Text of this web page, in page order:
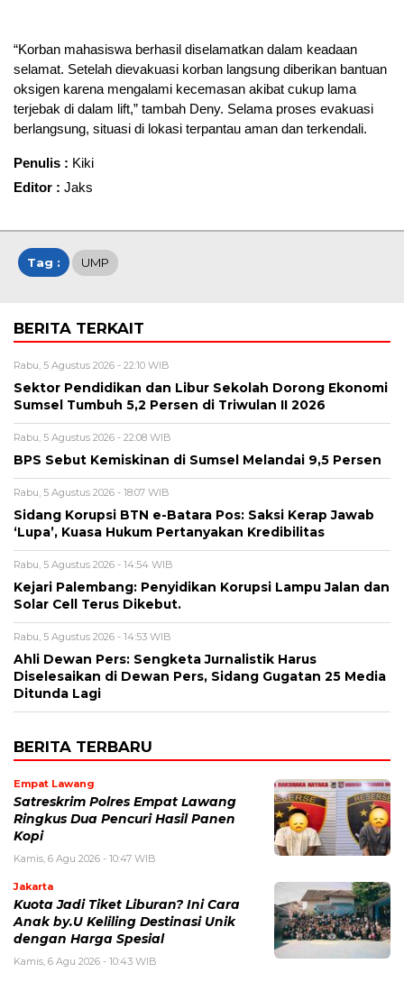
“Korban mahasiswa berhasil diselamatkan dalam keadaan
selamat. Setelah dievakuasi korban langsung diberikan bantuan
oksigen karena mengalami kecemasan akibat cukup lama
terjebak di dalam lift,” tambah Deny. Selama proses evakuasi
berlangsung, situasi di lokasi terpantau aman dan terkendali.
Penulis : Kiki
Editor : Jaks
Tag : UMP
BERITA TERKAIT
Rabu, 5 Agustus 2026 - 22:10 WIB
Sektor Pendidikan dan Libur Sekolah Dorong Ekonomi
Sumsel Tumbuh 5,2 Persen di Triwulan II 2026
Rabu, 5 Agustus 2026 - 22:08 WIB
BPS Sebut Kemiskinan di Sumsel Melandai 9,5 Persen
Rabu, 5 Agustus 2026 - 18:07 WIB
Sidang Korupsi BTN e-Batara Pos: Saksi Kerap Jawab
‘Lupa’, Kuasa Hukum Pertanyakan Kredibilitas
Rabu, 5 Agustus 2026 - 14:54 WIB
Kejari Palembang: Penyidikan Korupsi Lampu Jalan dan
Solar Cell Terus Dikebut.
Rabu, 5 Agustus 2026 - 14:53 WIB
Ahli Dewan Pers: Sengketa Jurnalistik Harus
Diselesaikan di Dewan Pers, Sidang Gugatan 25 Media
Ditunda Lagi
BERITA TERBARU
Empat Lawang
Satreskrim Polres Empat Lawang
Ringkus Dua Pencuri Hasil Panen
Kopi
Kamis, 6 Agu 2026 - 10:47 WIB
Jakarta
Kuota Jadi Tiket Liburan? Ini Cara
Anak by.U Keliling Destinasi Unik
dengan Harga Spesial
Kamis, 6 Agu 2026 - 10:43 WIB